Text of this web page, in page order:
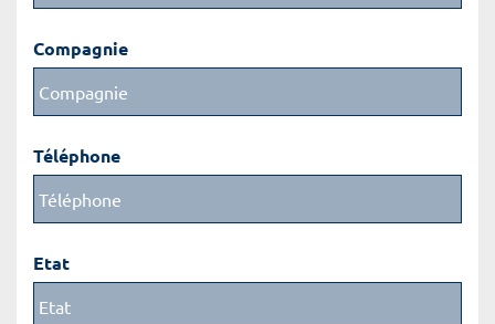
Compagnie
Téléphone
Etat